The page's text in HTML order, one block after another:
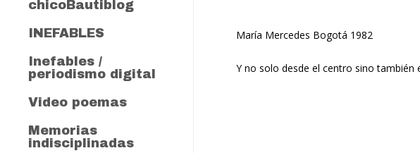
chicoBautiblog
INEFABLES
Inefables /
periodismo digital
Video poemas
Herencia
poemas anti pandémicos
Mañana
Memorias
indisciplinadas
María Mercedes Bogotá 1982
Y no solo desde el centro sino también